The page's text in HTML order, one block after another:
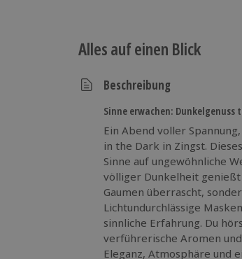
Alles auf einen Blick
Beschreibung
Sinne erwachen:
Ein Abend voller
in the Dark in Zingst.
Sinne auf ungewöhnliche
völliger Dunkelheit genießt
Gaumen überrascht,
Lichtundurchlässige
sinnliche Erfahrung. Du
verführerische Aromen
Eleganz, Atmosphäre und